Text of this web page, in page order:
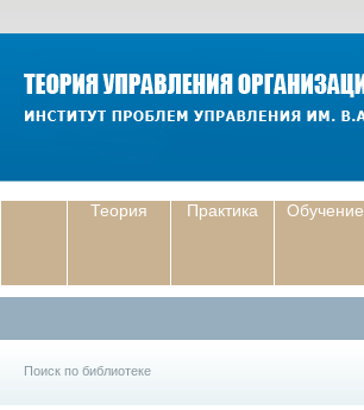
Теория Практика Обучение
Поиск по библиотеке